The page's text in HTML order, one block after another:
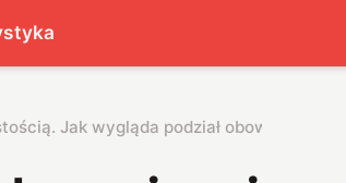
Jak wygląda podział obowiązków w